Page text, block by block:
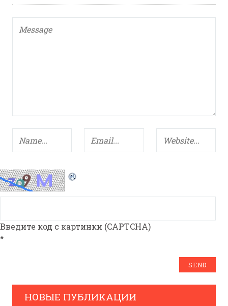
Введите код с картинки (CAPTCHA)
*
НОВЫЕ ПУБЛИКАЦИИ